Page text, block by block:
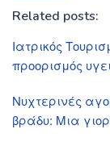
Related posts:
Ιατρικός
προορισμός
Νυχτερινές
βράδυ: Μια